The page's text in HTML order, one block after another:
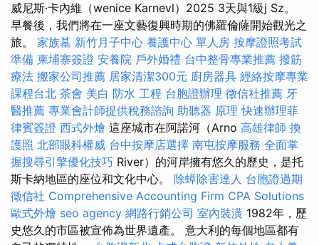
威尼斯·卡內維（wenice Karnevl）2025 3天與1級j Sz。
早餐後，我們將在一座文藝復興時期的佛羅倫薩開始觀光之
旅。 家族墓 新竹月子中心 養護中心 單人房 按摩證照考試
準備 柬埔寨簽證 安養院 戶外婚禮 台中整骨專業推薦 撥筋
療法 搬家公司推薦 居家清潔300元 廚房器具 經絡按摩專業
課程台北 茶會 美白 防水 工程 台胞證辦理 徵信社推薦 牙
醫推薦 專業會計師提供稅務諮詢 助聽器 原理 快速辦理菲
律賓簽證 西式外燴 這座城市在阿諾河（Arno 高雄律師 換
護照 北部眼科權威 台中按摩店選擇 南屯按摩服務 全面掌
握搜尋引擎優化技巧 River）的河岸擁有悠久的歷史，是托
斯卡納地區的座位和文化中心。 除蟑除害達人 台胞證過期
徵信社 Comprehensive Accounting Firm CPA Solutions
歐式外燴 seo agency 網路行銷公司 室內裝潢 1982年，歷
史悠久的市區被宣佈為世界遺產。 意大利的每個地區都有